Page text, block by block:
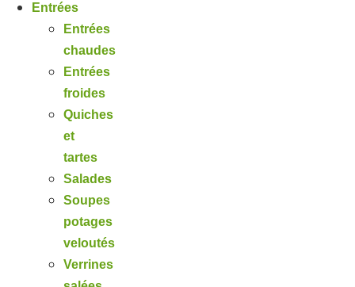
Entrées
Entrées
chaudes
Entrées
froides
Quiches
et
tartes
Salades
Soupes
potages
veloutés
Verrines